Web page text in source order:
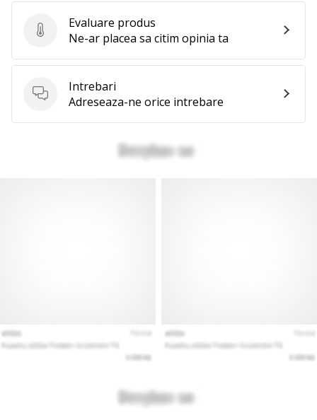
Evaluare produs
Evaluare produs
Ne-ar placea sa citim opinia ta
Intrebari
Intrebari
Adreseaza-ne orice intrebare